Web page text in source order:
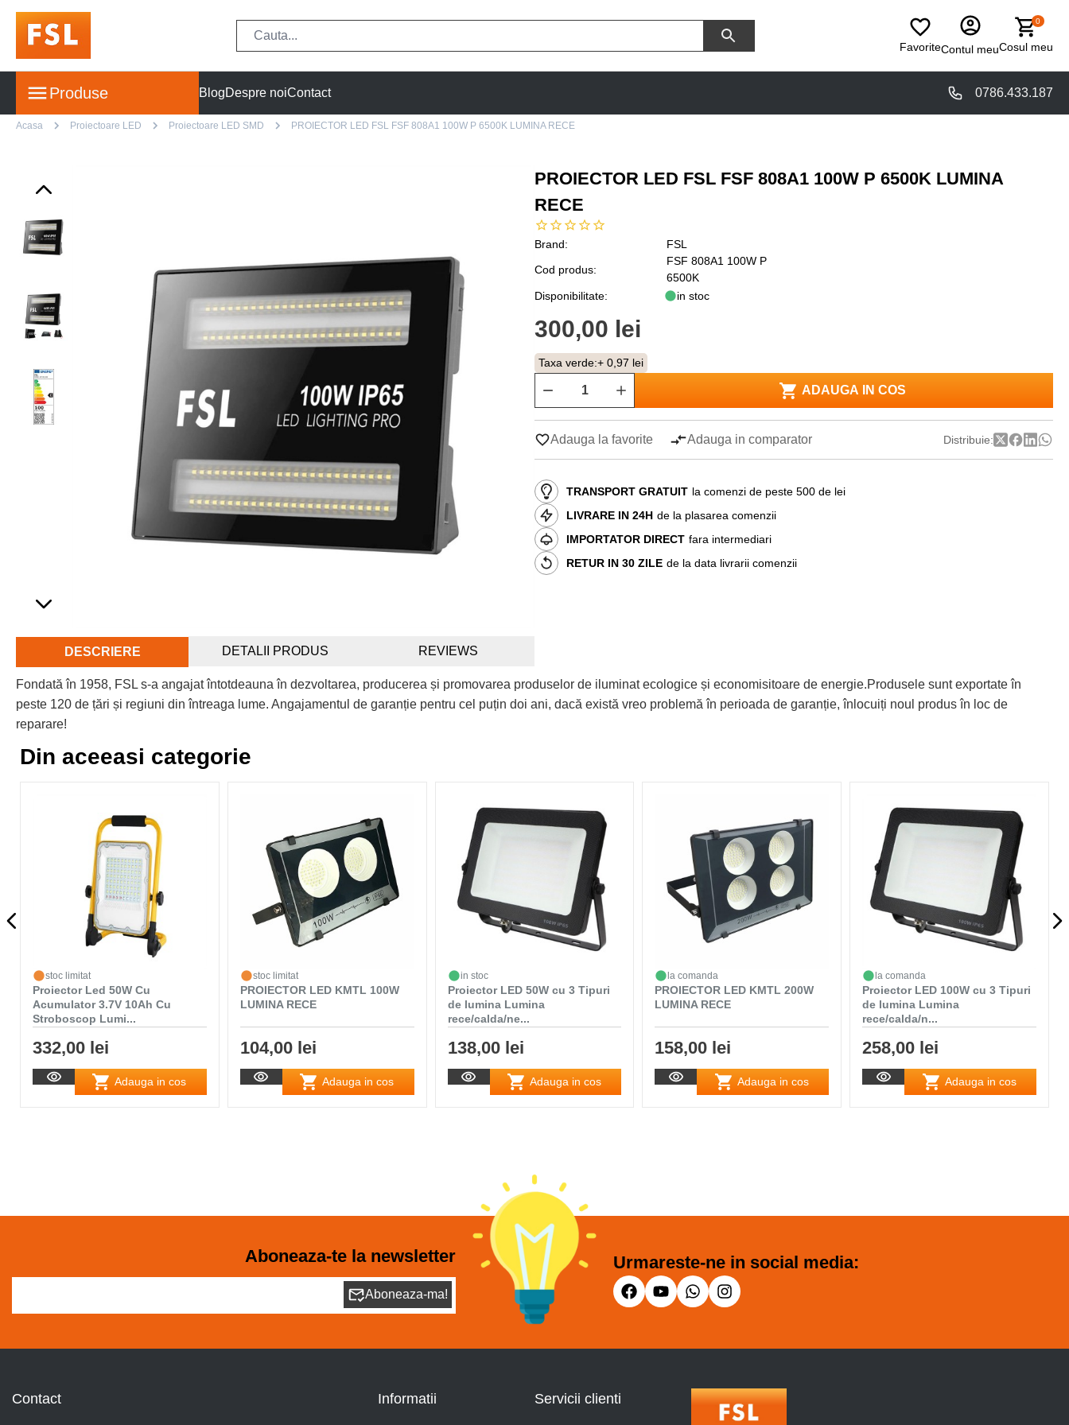
FavoriteContul meu
0
Cosul meu
Produse BlogDespre noiContact 0786.433.187
Acasa Proiectoare LED Proiectoare LED SMD PROIECTOR LED FSL FSF 808A1 100W P 6500K LUMINA RECE
PROIECTOR LED FSL FSF 808A1 100W P 6500K LUMINA
RECE
Brand:
FSL
Cod produs:
FSF 808A1 100W P
6500K
Disponibilitate:
in stoc
300,00 lei
Taxa verde:+ 0,97 lei
ADAUGA IN COS
Adauga la favorite Adauga in comparator Distribuie:
TRANSPORT GRATUIT la comenzi de peste 500 de lei
LIVRARE IN 24H de la plasarea comenzii
IMPORTATOR DIRECT fara intermediari
RETUR IN 30 ZILE de la data livrarii comenzii
DESCRIERE DETALII PRODUS REVIEWS
Fondată în 1958, FSL s-a angajat întotdeauna în dezvoltarea, producerea și promovarea produselor de iluminat ecologice și economisitoare de energie.Produsele sunt exportate în
peste 120 de țări și regiuni din întreaga lume. Angajamentul de garanție pentru cel puțin doi ani, dacă există vreo problemă în perioada de garanție, înlocuiți noul produs în loc de
reparare!
Din aceeasi categorie
stoc limitat
Proiector Led 50W Cu
Acumulator 3.7V 10Ah Cu
Stroboscop Lumi...
332,00 lei
Adauga in cos
stoc limitat
PROIECTOR LED KMTL 100W
LUMINA RECE
104,00 lei
Adauga in cos
in stoc
Proiector LED 50W cu 3 Tipuri
de lumina Lumina
rece/calda/ne...
138,00 lei
Adauga in cos
la comanda
PROIECTOR LED KMTL 200W
LUMINA RECE
158,00 lei
Adauga in cos
la comanda
Proiector LED 100W cu 3 Tipuri
de lumina Lumina
rece/calda/n...
258,00 lei
Adauga in cos
Aboneaza-te la newsletter
Aboneaza-ma!
Urmareste-ne in social media:
Contact Informatii Servicii clienti